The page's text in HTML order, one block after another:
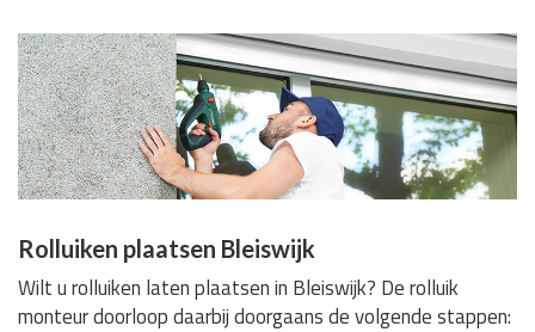
Rolluiken plaatsen Bleiswijk
Wilt u rolluiken laten plaatsen in Bleiswijk? De rolluik
monteur doorloop daarbij doorgaans de volgende stappen: